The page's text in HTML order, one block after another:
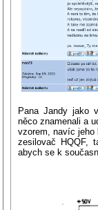
Pana Jandy jako
něco znamenali a
vzorem, navíc jeho
zesilovač HQQF,
abych se k